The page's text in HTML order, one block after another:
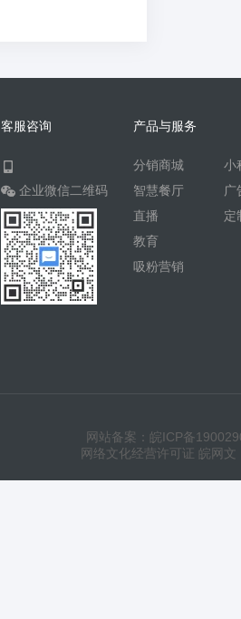
客服咨询
企业微信二维码
产品与服务
分销商城
智慧餐厅
直播
教育
吸粉营销
小
广
定
网站备案：皖ICP备
网络文化经营许可证 皖网